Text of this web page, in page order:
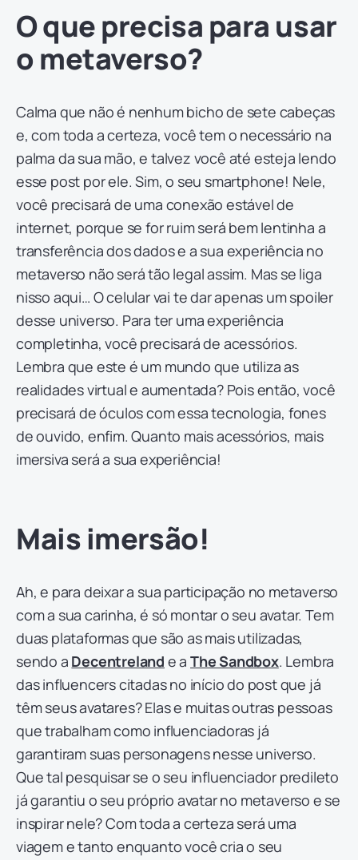
O que precisa para usar
o metaverso?
Calma que não é nenhum bicho de sete cabeças
e, com toda a certeza, você tem o necessário na
palma da sua mão, e talvez você até esteja lendo
esse post por ele. Sim, o seu smartphone! Nele,
você precisará de uma conexão estável de
internet, porque se for ruim será bem lentinha a
transferência dos dados e a sua experiência no
metaverso não será tão legal assim. Mas se liga
nisso aqui… O celular vai te dar apenas um spoiler
desse universo. Para ter uma experiência
completinha, você precisará de acessórios.
Lembra que este é um mundo que utiliza as
realidades virtual e aumentada? Pois então, você
precisará de óculos com essa tecnologia, fones
de ouvido, enfim. Quanto mais acessórios, mais
imersiva será a sua experiência!
Mais imersão!
Ah, e para deixar a sua participação no metaverso
com a sua carinha, é só montar o seu avatar. Tem
duas plataformas que são as mais utilizadas,
sendo a Decentreland e aThe Sandbox. Lembra
das influencers citadas no início do post que já
têm seus avatares? Elas e muitas outras pessoas
que trabalham como influenciadoras já
garantiram suas personagens nesse universo.
Que tal pesquisar se o seu influenciador predileto
já garantiu o seu próprio avatar no metaverso e se
inspirar nele? Com toda a certeza será uma
viagem e tanto enquanto você cria o seu